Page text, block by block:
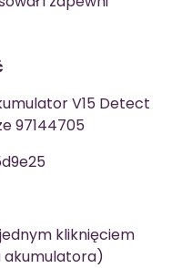
V15 Detect
97144705
kliknięciem
akumulatora)